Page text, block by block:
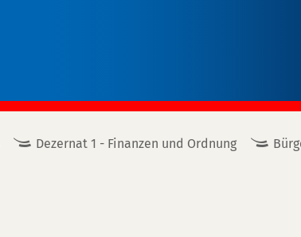
Dezernat 1 - Finanzen und Ordnung